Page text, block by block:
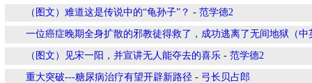
（图文）难道这是传说中的“龟孙子”？ - 范学德2
一位癌症晚期全身扩散的邪教徒得救了，成功逃离了无间地狱（中
（图文）见宋一阳，并宣讲无人能夺去的喜乐 - 范学德2
重大突破---糖尿病治疗有望开辟新路径 - 弓长贝占郎